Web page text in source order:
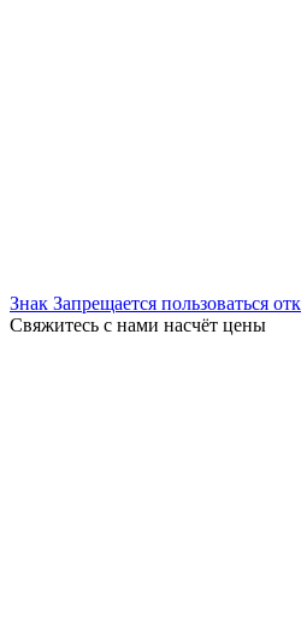
Знак Запрещается пользоваться
Свяжитесь с нами насчёт цены